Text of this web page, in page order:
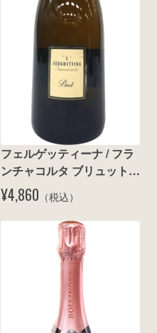
フェルゲッティーナ / フラ
ンチャコルタ ブリュット
N.V.
¥4,860 （税込）